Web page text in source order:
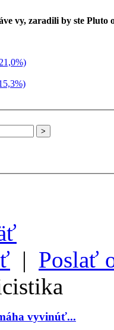
vy, zaradili by ste Pluto
| Poslať
vyvinúť...